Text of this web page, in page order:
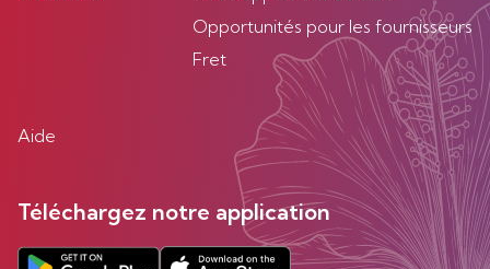
Opportunités pour les fournisseurs
Fret
Aide
Téléchargez notre application